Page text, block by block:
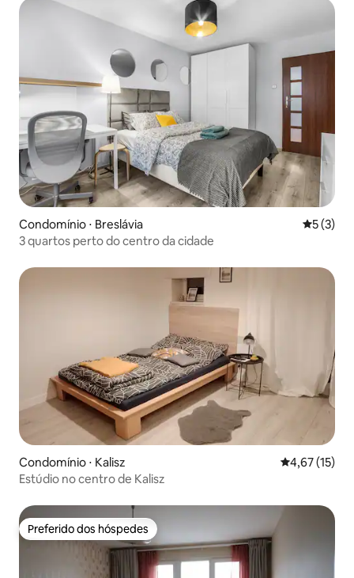
Condomínio ⋅ Breslávia 5 de
5 (3)
3 quartos perto do centro da cidade
Condomínio ⋅ Kalisz 4,67 de uma
4,67 (15)
Estúdio no centro de Kalisz
Preferido dos hóspedes
Preferido dos hóspedes